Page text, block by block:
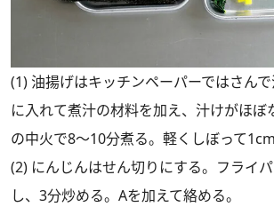
(1) 油揚げはキッチンペーパーではさん
に入れて煮汁の材料を加え、汁けがほぼ
の中火で8～10分煮る。軽くしぼって1cm
(2) にんじんはせん切りにする。フライ
し、3分炒める。Aを加えて絡める。